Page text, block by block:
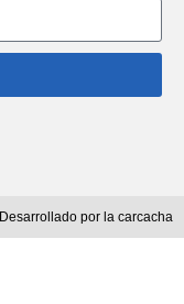
Desarrollado por la carcacha